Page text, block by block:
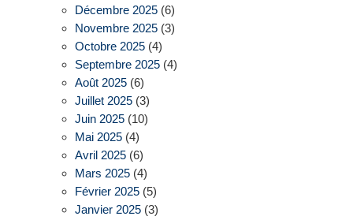
Décembre 2025 (6)
Novembre 2025 (3)
Octobre 2025 (4)
Septembre 2025 (4)
Août 2025 (6)
Juillet 2025 (3)
Juin 2025 (10)
Mai 2025 (4)
Avril 2025 (6)
Mars 2025 (4)
Février 2025 (5)
Janvier 2025 (3)